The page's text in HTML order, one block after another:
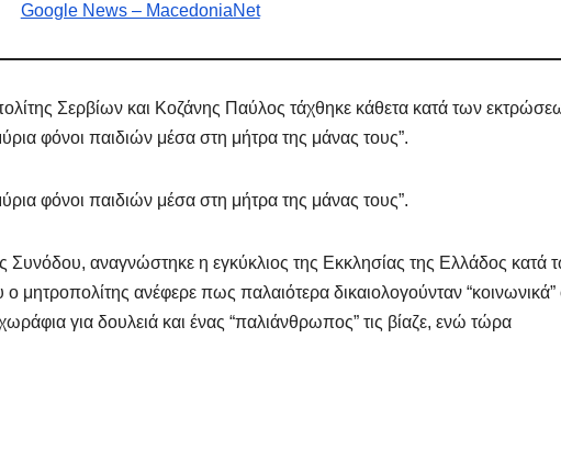
Google News – MacedoniaNet
Σερβίων και Κοζάνης Παύλος τάχθηκε κάθετα κατά των
φόνοι παιδιών μέσα στη μήτρα της μάνας τους”.
φόνοι παιδιών μέσα στη μήτρα της μάνας τους”.
Συνόδου, αναγνώστηκε η εγκύκλιος της Εκκλησίας της Ελλάδος κατά
ανέφερε πως παλαιότερα δικαιολογούνταν “κοινωνικά”
για δουλειά και ένας “παλιάνθρωπος” τις βίαζε, ενώ τώρα
είναι
ΑΥΓΟΎΣΤΟΥ 2024
Τι Θέση θα
Πατριωτικός
σχηματισμός
10 ΜΑΪ́ΟΥ 2024
MACEDONIANET
2